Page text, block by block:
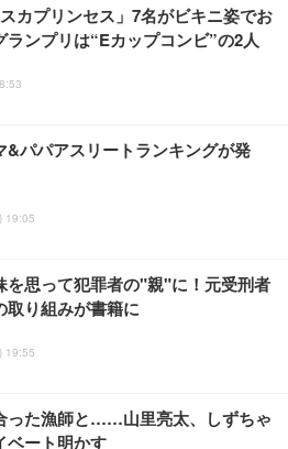
スカプリンセス」7名がビキニ姿でお
ランプリは“Eカップコンビ”の2人
&パパアスリートランキングが発
19:05
を思って犯罪者の"親"に！元受刑者
取り組みが書籍に
19:55
った漁師と……山里亮太、しずちゃ
ベート明かす